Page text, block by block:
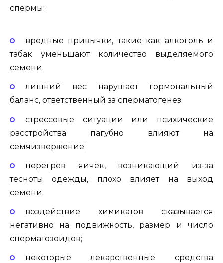
спермы:
вредные привычки, такие как алкоголь и
табак уменьшают количество выделяемого
семени;
лишний вес нарушает гормональный
баланс, ответственный за сперматогенез;
стрессовые ситуации или психические
расстройства пагубно влияют на
семяизвержение;
перегрев яичек, возникающий из-за
тесноты одежды, плохо влияет на выход
семени;
воздействие химикатов сказывается
негативно на подвижность, размер и число
сперматозоидов;
некоторые лекарственные средства